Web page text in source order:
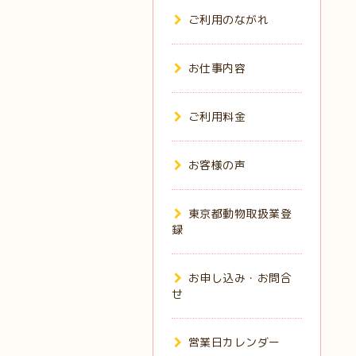
ご利用のながれ
お仕事内容
ご利用料金
お客様の声
東京都動物取扱業登
録
お申し込み・お問合
せ
営業日カレンダー